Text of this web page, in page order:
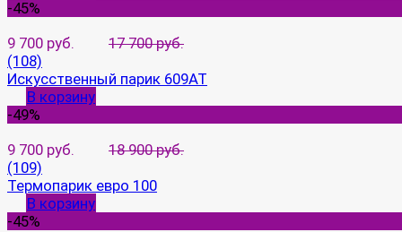
-45%
9 700 руб.
17 700 руб.
(108)
Искусственный парик 609AT
В корзину
-49%
9 700 руб.
18 900 руб.
(109)
Термопарик евро 100
В корзину
-45%